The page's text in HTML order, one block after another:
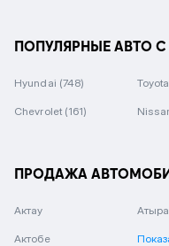
ПОПУЛЯРНЫЕ АВТО
Hyundai (748) Toyota
Chevrolet (161)
ПРОДАЖА
Актау
Актобе